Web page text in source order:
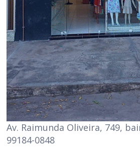
Av. Raimunda Oliveira, 749,
99184-0848